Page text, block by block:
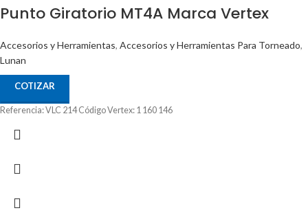
Punto Giratorio MT4A Marca Vertex
Accesorios y Herramientas, Accesorios y Herramientas Para Torneado,
Lunan
COTIZAR
Referencia: VLC 214 Código Vertex: 1 160 146